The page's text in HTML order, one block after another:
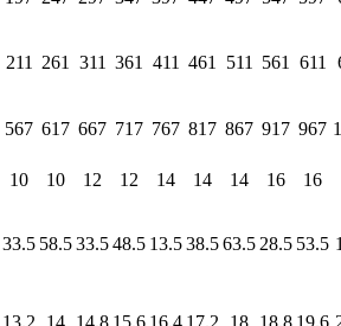
211 261 311 361 411 461 511 561 611
567 617 667 717 767 817 867 917 967
10 10 12 12 14 14 14 16
16
33.5 58.533.548.5 13.538.563.5 28.5 53.5
13.2 14 14.8 15.6 16.4 17.2 18 18.8 19.6